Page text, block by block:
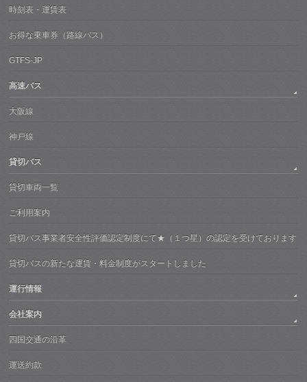
時刻表・運賃表
お得な乗車券（路線バス）
GTFS-JP
高速バス
大阪線
神戸線
貸切バス
貸切車両一覧
ご利用案内
貸切バス事業者安全性評価認定制度にて★（１つ星）の認定を受けております
貸切バスの新たな運賃・料金制度がスタートしました
運行情報
会社案内
四国交通の沿革
運送約款